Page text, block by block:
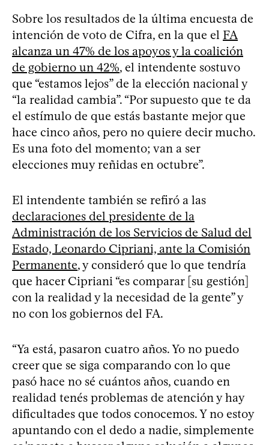
Sobre los resultados de la última encuesta de
intención de voto de Cifra, en la que el FA
alcanza un 47% de los apoyos y la coalición
de gobierno un 42%, el intendente sostuvo
que “estamos lejos” de la elección nacional y
“la realidad cambia”. “Por supuesto que te da
el estímulo de que estás bastante mejor que
hace cinco años, pero no quiere decir mucho.
Es una foto del momento; van a ser
elecciones muy reñidas en octubre”.
El intendente también se refiró a las
declaraciones del presidente de la
Administración de los Servicios de Salud del
Estado, Leonardo Cipriani, ante la Comisión
Permanente, y consideró que lo que tendría
que hacer Cipriani “es comparar [su gestión]
con la realidad y la necesidad de la gente” y
no con los gobiernos del FA.
“Ya está, pasaron cuatro años. Yo no puedo
creer que se siga comparando con lo que
pasó hace no sé cuántos años, cuando en
realidad tenés problemas de atención y hay
dificultades que todos conocemos. Y no estoy
apuntando con el dedo a nadie, simplemente